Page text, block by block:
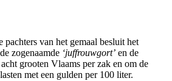
pachters van het gemaal besluit het
zogenaamde ‘juffrouwgort’ en de
grooten Vlaams per zak en om de
met een gulden per 100 liter.